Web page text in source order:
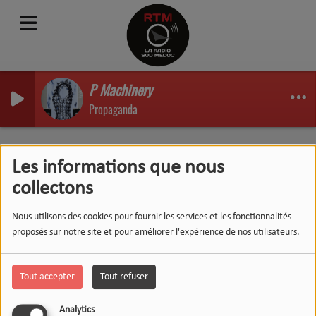
Les informations que nous
collectons
Nous utilisons des cookies pour fournir les services et les fonctionnalités
proposés sur notre site et pour améliorer l'expérience de nos utilisateurs.
Tout accepter Tout refuser
Analytics
P Machinery
Propaganda
Gérard